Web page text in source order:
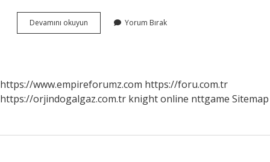
Devamını okuyun Cyclocross
Mu
Yorum Bırak
https://www.empireforumz.com https://foru.com.tr
https://orjindogalgaz.com.tr knight online nttgame Sitemap